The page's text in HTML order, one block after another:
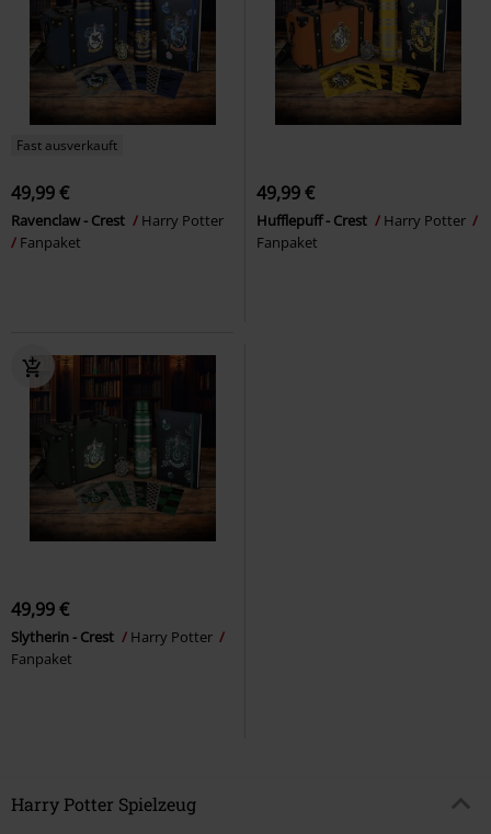
Fast ausverkauft
49,99 €
Ravenclaw - Crest
Harry Potter
Fanpaket
49,99 €
Hufflepuff - Crest
Harry Potter
Fanpaket
49,99 €
Slytherin - Crest
Harry Potter
Fanpaket
Harry Potter Spielzeug